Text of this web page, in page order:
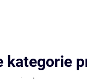
kategorie